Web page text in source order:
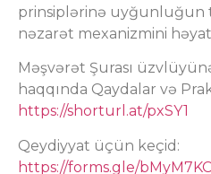
prinsiplərinə uyğunluğun
nəzarət mexanizmini
Məşvərət Şurası
haqqında Qaydalar və
https://shorturl.at/pxSY1
Qeydiyyat üçün keçid:
https://forms.gle/